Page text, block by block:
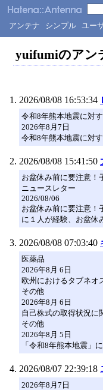
アンテナ シンプル ユー
yuifumiのアン
2026/08/08 16:53:34
令和8年熊本地震に対
2026年8月7日
令和8年熊本地震に対
2026/08/08 15:41:50
お盆休み前に要注意！
ニュースレター
2026/08/06
お盆休み前に要注意！
に１人が経験、お盆休
2026/08/08 07:03:40
医薬品
2026年8月 6日
欧州におけるタブネオ
その他
2026年8月 6日
自己株式の取得状況に
その他
2026年8月 5日
「令和8年熊本地震」
2026/08/07 22:39:18
2026年8月7日